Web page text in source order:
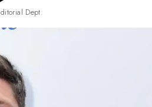
Dept.